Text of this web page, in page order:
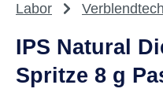
Labor
IPS Natural
Spritze 8 g